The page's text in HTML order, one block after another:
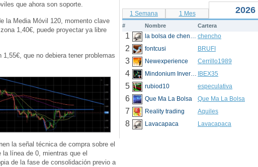
que ahora son soporte.
la Media Móvil 120, momento clave
1,40€, puede proyectar ya libre
que no debiera tener problemas
la señal técnica de compra sobre el
línea de 0, mientras que el
de la fase de consolidación previo a
1 Semana 1 Mes 2026
# Nombre Cartera
1 la bolsa de chencho chencho
2 fontcusi BRUFI
3 Newexperience Cerrillo1989
4 Mindonium Inversions IBEX35
5 rubiod10 especulativa
6 Que Ma La Bolsa Que Ma La Bolsa
7 Reality trading Aquiles
8 Lavacapaca Lavacapaca